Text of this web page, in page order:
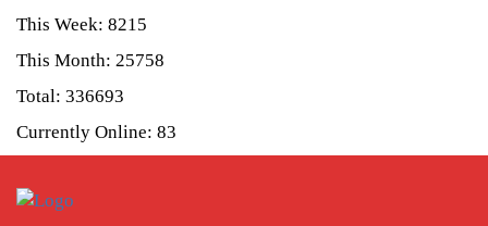
This Week: 8215
This Month: 25758
Total: 336693
Currently Online: 83